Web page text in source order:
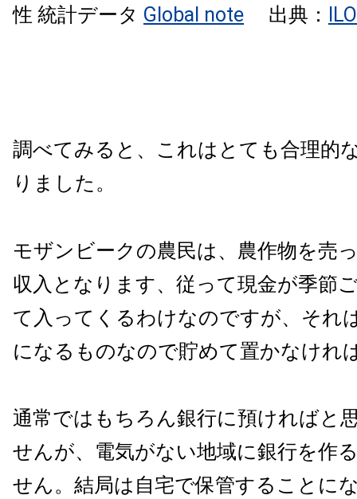
性 統計データ Global note 出典： ILO
調べてみると、これはとても合理的
りました。
モザンビークの農民は、農作物を売
収入となります、従って現金が季節
て入ってくるわけなのですが、それ
になるものなので貯めて置かなけれ
通常ではもちろん銀行に預ければと
せんが、電気がない地域に銀行を作
せん。結局は自宅で保管することに